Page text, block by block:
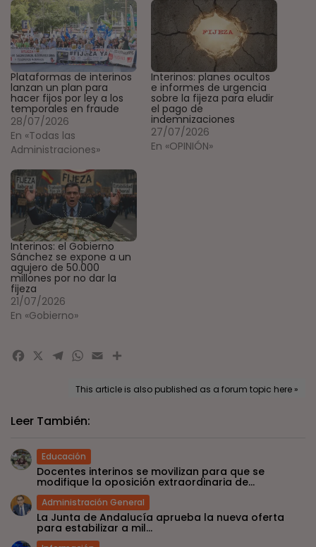
Plataformas de interinos
lanzan un plan para
hacer fijos por ley a los
temporales en fraude
28/07/2026
En «Todas las
Administraciones»
Interinos: planes ocultos
e informes de urgencia
sobre la fijeza para eludir
el pago de
indemnizaciones
27/07/2026
En «OPINIÓN»
Interinos: el Gobierno
Sánchez se expone a un
agujero de 50.000
millones por no dar la
fijeza
21/07/2026
En «Gobierno»
Facebook
X Telegram
WhatsApp
EmailCompartir
This article is also published as a forum topic here »
Leer También:
Educación
Docentes interinos se movilizan para que se
modifique la oposición extraordinaria de...
Administración General
La Junta de Andalucía aprueba la nueva oferta
para estabilizar a mil...